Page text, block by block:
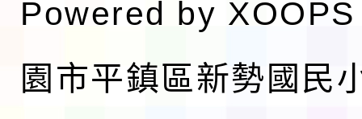
Powered by XOOPS
園市平鎮區新勢國民